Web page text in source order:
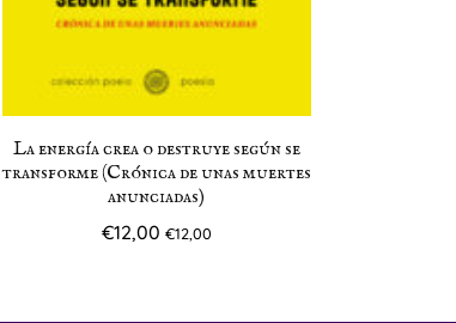
La energía crea o destruye según se
transforme (Crónica de unas muertes
anunciadas)
€12,00 €12,00